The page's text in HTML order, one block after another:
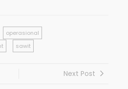
operasional
sawit
Next Post